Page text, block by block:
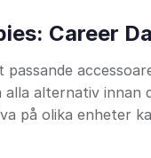
Career
alternativ innan
på olika enheter